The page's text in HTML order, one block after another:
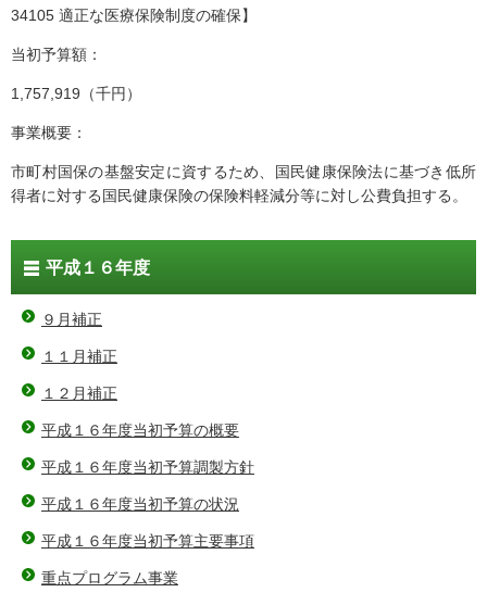
34105 適正な医療保険制度の確保】
当初予算額：
1,757,919（千円）
事業概要：
市町村国保の基盤安定に資するため、国民健康保険法に基づき低所
得者に対する国民健康保険の保険料軽減分等に対し公費負担する。
平成１６年度
９月補正
１１月補正
１２月補正
平成１６年度当初予算の概要
平成１６年度当初予算調製方針
平成１６年度当初予算の状況
平成１６年度当初予算主要事項
重点プログラム事業